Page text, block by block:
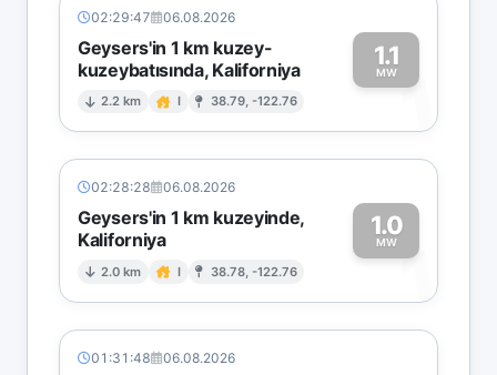
02:29:47 06.08.2026
Geysers'in 1 km kuzey-
kuzeybatısında, Kaliforniya
2.2 km I 38.79, -122.76
1.1
MW1
02:28:28 06.08.2026
Geysers'in 1 km kuzeyinde,
Kaliforniya
2.0 km I 38.78, -122.76
1.0
MW1
01:31:48 06.08.2026